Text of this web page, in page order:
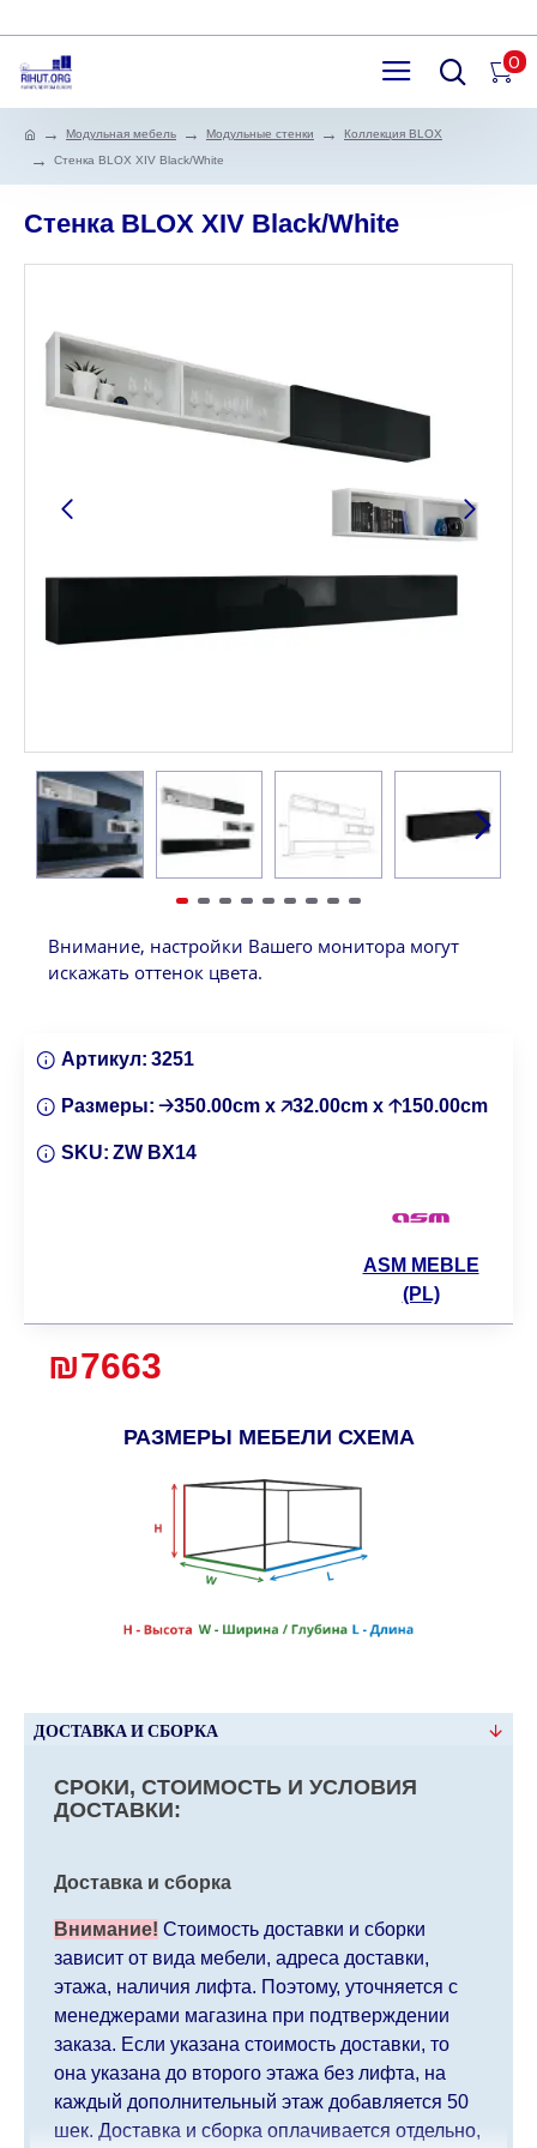
0
Модульная мебель Модульные стенки
Коллекция BLOX
Стенка BLOX XIV Black/White
Стенка BLOX XIV Black/White
Внимание, настройки Вашего монитора могут
искажать оттенок цвета.
РАЗМЕРЫ МЕБЕЛИ СХЕМА
₪7663
Артикул: 3251
Размеры: 🡢350.00cm x 🡥32.00cm x 🡡150.00cm
SKU: ZW BX14
ASM MEBLE
(PL)
ДОСТАВКА И СБОРКА
СРОКИ, СТОИМОСТЬ И УСЛОВИЯ
ДОСТАВКИ:
Доставка и сборка
Внимание! Стоимость доставки и сборки
зависит от вида мебели, адреса доставки,
этажа, наличия лифта. Поэтому, уточняется с
менеджерами магазина при подтверждении
заказа. Если указана стоимость доставки, то
она указана до второго этажа без лифта, на
каждый дополнительный этаж добавляется 50
шек. Доставка и сборка оплачивается отдельно,